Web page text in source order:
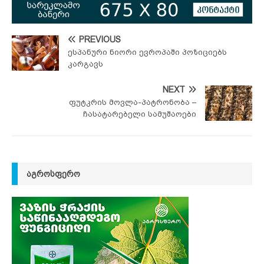
PREVIOUS
ესპანური ნიორი ევროპაში პოზიციებს
კარგავს
NEXT
ფუტკრის მოვლა-პატრონობა –
ჩასატარებელი სამუშაოები
ᲐᲒᲠᲝᲡᲤᲔᲠᲝ